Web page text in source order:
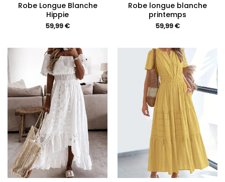
Robe Longue Blanche
Hippie
59,99€
Robe longue blanche
printemps
59,99€